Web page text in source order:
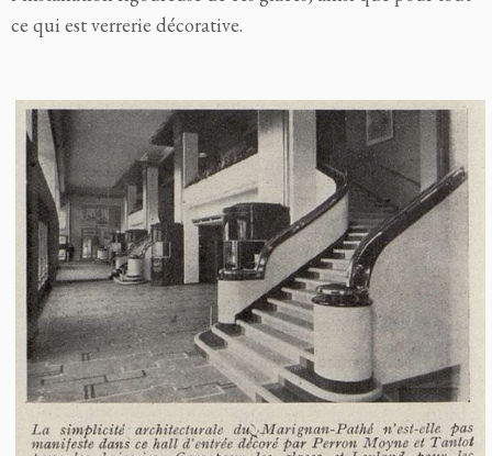
ce qui est verrerie décorative.